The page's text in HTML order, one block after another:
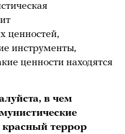
ценностей,
инструменты,
ценности находятся
в чем
террор